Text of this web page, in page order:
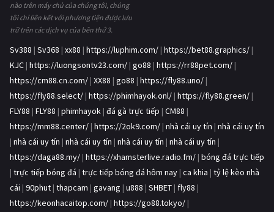
nào trên máy chủ của chúng tôi, chúng
tôi chỉ liên kết với phương tiện được lưu
trữ trên các dịch vụ của bên thứ 3.
Sv388 | Sv368 | xx88 | https://luphim.com/ | https://bet88.graphics/ |
KJC | https://luongsontv23.com/ | go88 | https://rr88pet.com/ |
https://cm88.cn.com/ | XX88 | go88 | https://fly88.uno/ |
https://fly88.select/ | https://phimhayok.onl/ | https://fly88.green/ |
FLY88 | FLY88 | phimhayok | đá gà trực tiếp | CM88 |
https://mm88.center/ | https://2ok9.com/ | nhà cái uy tín | nhà cái uy tín
| nhà cái uy tín | nhà cái uy tín | nhà cái uy tín | nhà cái uy tín |
https://daga88.my/ | https://xhamsterlive.radio.fm/ | bóng đá trực tiếp
| trực tiếp bóng đá | trực tiếp bóng đá hôm nay | ca khia | tỷ lệ kèo nhà
cái | 90phut | thapcam | gavang | u888 | SHBET | fly88 |
https://keonhacaitop.com/ | https://go88.tokyo/ |